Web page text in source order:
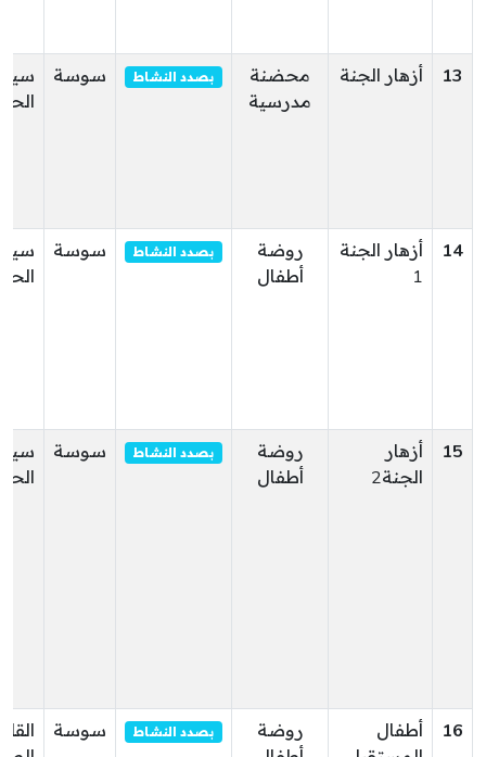
13 أزهار الجنة
محضنة
مدرسية
بصدد النشاط سوسة
14
أزهار الجنة
1
روضة
أطفال
بصدد النشاط سوسة
15
أزهار
الجنة2
روضة
أطفال
بصدد النشاط سوسة
16
أطفال
روضة
بصدد النشاط سوسة